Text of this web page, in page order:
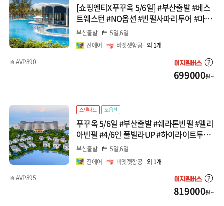
[쇼핑엔티X푸꾸옥 5/6일] #부산출발 #베스
트웨스턴 #NO옵션 #빈펄사파리투어 #마사
지90분 #혼똔섬케이블카 세미패키지
부산출발
5일,6일
진에어
비엣젯항공 외 1개
AVP890
699000원 ~
스탠다드 노옵션
푸꾸옥 5/6일 #부산출발 #쉐라톤빈펄 #멜리
아빈펄 #4/6인 풀빌라UP #하이라이트투어
#마사지90분 #혼똔섬 #세미패키지
부산출발
5일,6일
진에어
비엣젯항공 외 1개
AVP895
819000원 ~